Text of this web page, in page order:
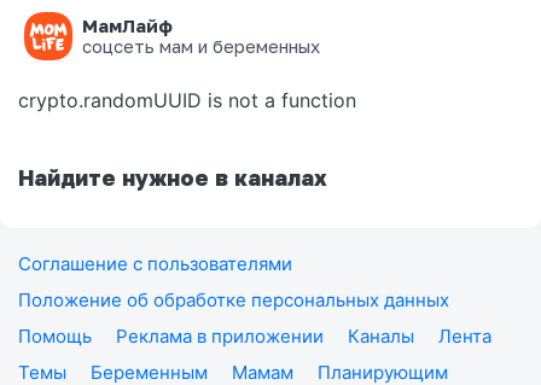
МамЛайф
соцсеть мам и беременных
Ошибка на странице
crypto.randomUUID is not a function
Найдите нужное в каналах
Соглашение с пользователями
Положение об обработке персональных данных
Помощь
Реклама в приложении Каналы
Лента
Темы
Беременным Мамам
Планирующим